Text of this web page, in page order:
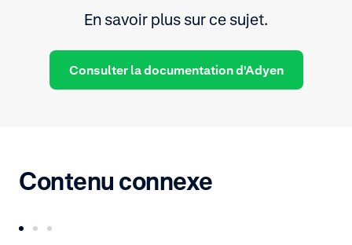
En savoir plus sur ce sujet.
Consulter la documentation d'Adyen
Contenu connexe